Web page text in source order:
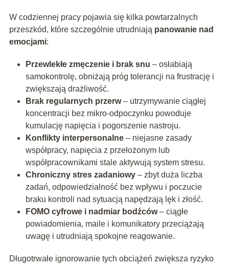
W codziennej pracy pojawia się kilka powtarzalnych
przeszkód, które szczególnie utrudniają panowanie nad
emocjami:
Przewlekłe zmęczenie i brak snu – osłabiają
samokontrolę, obniżają próg tolerancji na frustrację i
zwiększają drażliwość.
Brak regularnych przerw– utrzymywanie ciągłej
koncentracji bez mikro-odpoczynku powoduje
kumulację napięcia i pogorszenie nastroju.
Konflikty interpersonalne– niejasne zasady
współpracy, napięcia z przełożonym lub
współpracownikami stale aktywują system stresu.
Chroniczny stres zadaniowy– zbyt duża liczba
zadań, odpowiedzialność bez wpływu i poczucie
braku kontroli nad sytuacją napędzają lęk i złość.
FOMO cyfrowe i nadmiar bodźców– ciągłe
powiadomienia, maile i komunikatory przeciążają
uwagę i utrudniają spokojne reagowanie.
Długotrwałe ignorowanie tych obciążeń zwiększa ryzyko